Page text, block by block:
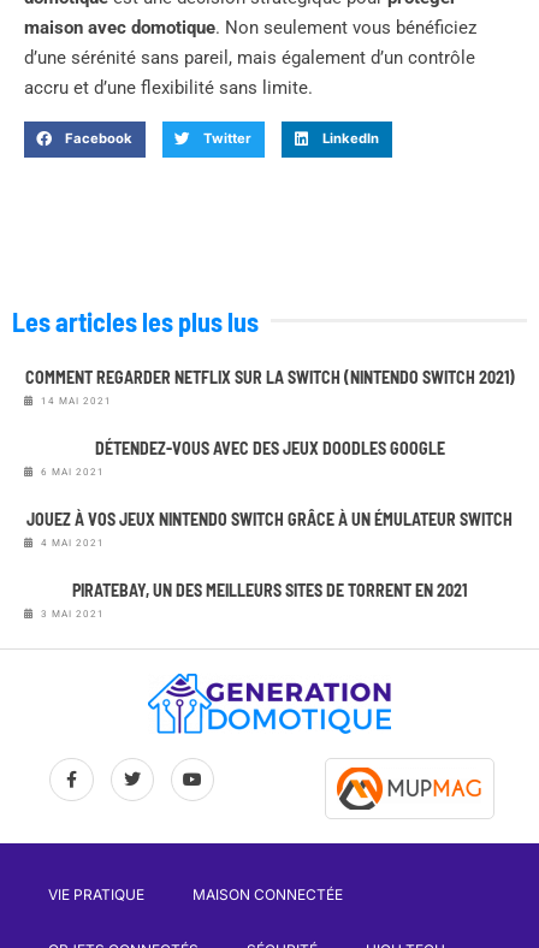
maison avec domotique. Non seulement vous bénéficiez
d’une sérénité sans pareil, mais également d’un contrôle
accru et d’une flexibilité sans limite.
Facebook Twitter LinkedIn
Les articles les plus lus
COMMENT REGARDER NETFLIX SUR LA SWITCH (NINTENDO SWITCH 2021)
14 MAI 2021
DÉTENDEZ-VOUS AVEC DES JEUX DOODLES GOOGLE
6 MAI 2021
JOUEZ À VOS JEUX NINTENDO SWITCH GRÂCE À UN ÉMULATEUR SWITCH
4 MAI 2021
PIRATEBAY, UN DES MEILLEURS SITES DE TORRENT EN 2021
3 MAI 2021
VIE PRATIQUE MAISON CONNECTÉE